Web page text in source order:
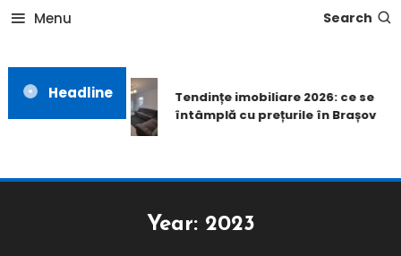
Menu Search
Headline
Tendințe imobiliare 2026: ce se
întâmplă cu prețurile în Brașov
Year: 2023